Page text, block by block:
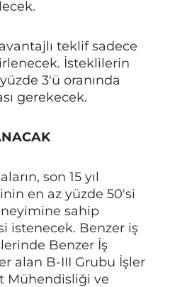
teklif sadece
İsteklilerin
3'ü oranında
gerekecek.
son 15 yıl
en az yüzde 50'si
sahip
istenecek. Benzer iş
Benzer İş
alan B-III Grubu İşler
Mühendisliği ve